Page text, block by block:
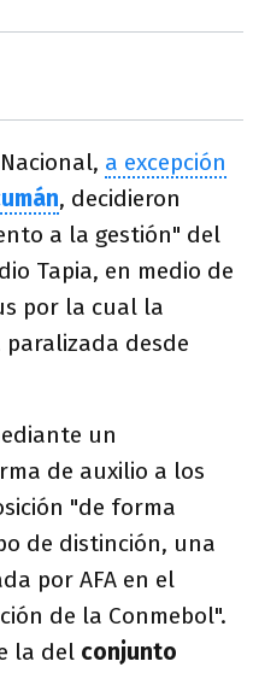
a excepción
, decidieron
a la gestión" del
Tapia, en medio de
por la cual la
desde
un
de auxilio a los
"de forma
de distinción, una
por AFA en el
de la Conmebol".
la del conjunto